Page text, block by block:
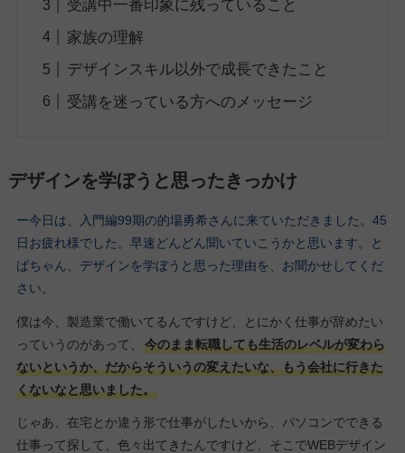
受講中一番印象に残っていること
家族の理解
デザインスキル以外で成長できたこと
受講を迷っている方へのメッセージ
デザインを学ぼうと思ったきっかけ
ー今日は、入門編99期の的場勇希さんに来ていただきました。45
日お疲れ様でした。早速どんどん聞いていこうかと思います。と
ばちゃん、デザインを学ぼうと思った理由を、お聞かせしてくだ
さい。
僕は今、製造業で働いてるんですけど、とにかく仕事が辞めたい
っていうのがあって、
今のまま転職しても生活のレベルが変わら
ないというか、だからそういうの変えたいな、もう会社に行きた
くないなと思いました。
じゃあ、在宅とか違う形で仕事がしたいから、パソコンでできる
仕事って探して、色々出てきたんですけど、そこでWEBデザイン